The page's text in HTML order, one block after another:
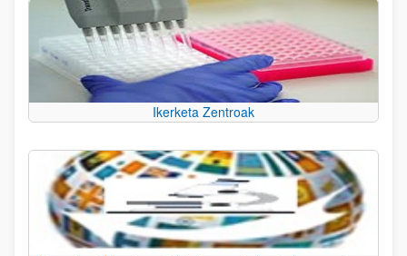
Ikerketa Zentroak